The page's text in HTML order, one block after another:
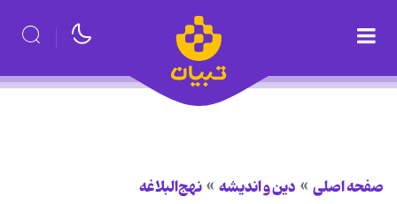
صفحه اصلی دین و اندیشه نهج‌البلاغه